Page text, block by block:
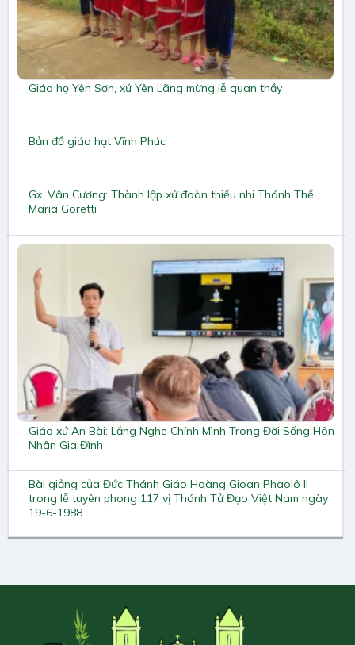
Giáo họ Yên Sơn, xứ Yên Lãng mừng lễ quan thầy
Bản đồ giáo hạt Vĩnh Phúc
Gx. Vân Cương: Thành lập xứ đoàn thiếu nhi Thánh Thể
Maria Goretti
Giáo xứ An Bài: Lắng Nghe Chính Mình Trong Đời Sống Hôn
Nhân Gia Đình
Bài giảng của Đức Thánh Giáo Hoàng Gioan Phaolô II
trong lễ tuyên phong 117 vị Thánh Tử Đạo Việt Nam ngày
19-6-1988